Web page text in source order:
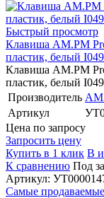
Быстрый просмотр
Клавиша AM.PM
пластик, белый
Клавиша AM.PM
пластик, белый
Производитель
Артикул
Цена по запросу
Запросить цену
Купить в 1 клик В
К сравнению Под
Артикул:
Самые